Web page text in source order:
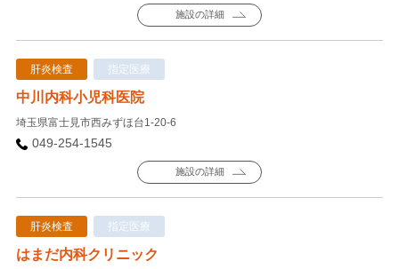
施設の詳細
肝炎検査 指定医療
中川内科小児科医院
埼玉県富士見市西みずほ台1-20-6
049-254-1545
施設の詳細
肝炎検査 指定医療
はまだ内科クリニック